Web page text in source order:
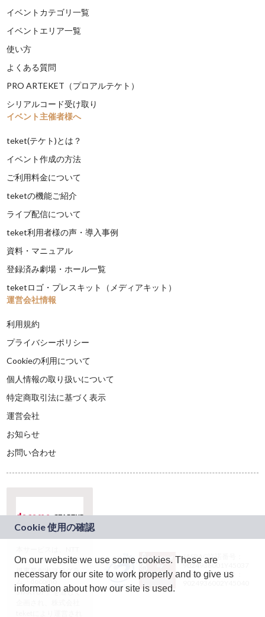
イベントカテゴリ一覧
イベントエリア一覧
使い方
よくある質問
PRO ARTEKET（プロアルテケト）
シリアルコード受け取り
イベント主催者様へ
teket(テケト)とは？
イベント作成の方法
ご利用料金について
teketの機能ご紹介
ライブ配信について
teket利用者様の声・導入事例
資料・マニュアル
登録済み劇場・ホール一覧
teketロゴ・プレスキット（メディアキット）
運営会社情報
利用規約
プライバシーポリシー
Cookieの利用について
個人情報の取り扱いについて
特定商取引法に基づく表示
運営会社
お知らせ
お問い合わせ
ドコモグループの新
規事業創出プログラ
ム「docomo
STARTUP」を通じて
JASRAC許諾番号：
9024936001Y45037
JASRAC許諾番号：
On our website we use some cookies. These are
necessary for our site to work properly and to give us
information about how our site is used.